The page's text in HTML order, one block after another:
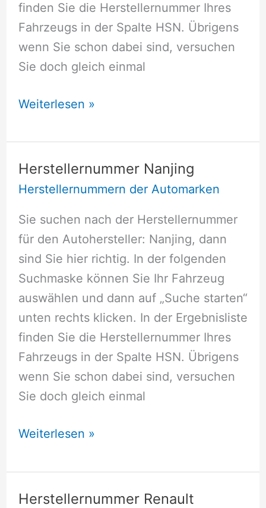
finden Sie die Herstellernummer Ihres
Fahrzeugs in der Spalte HSN. Übrigens
wenn Sie schon dabei sind, versuchen
Sie doch gleich einmal
Herstellernummer
Weiterlesen »
Herstellernummer Nanjing
Herstellernummern der Automarken
Sie suchen nach der Herstellernummer
für den Autohersteller: Nanjing, dann
sind Sie hier richtig. In der folgenden
Suchmaske können Sie Ihr Fahrzeug
auswählen und dann auf „Suche starten“
unten rechts klicken. In der Ergebnisliste
finden Sie die Herstellernummer Ihres
Fahrzeugs in der Spalte HSN. Übrigens
wenn Sie schon dabei sind, versuchen
Sie doch gleich einmal
Herstellernummer
Weiterlesen »
Herstellernummer Renault